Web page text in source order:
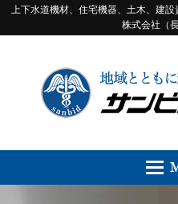
上下水道機材、住宅機器、土木、建
株式会社（